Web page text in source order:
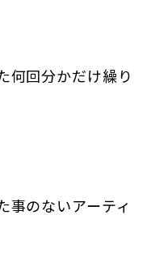
何回分かだけ繰り
事のないアーティ